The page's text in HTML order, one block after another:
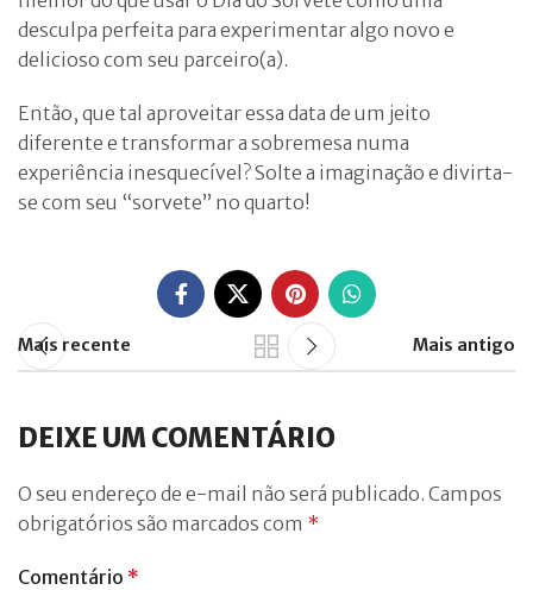
desculpa perfeita para experimentar algo novo e
delicioso com seu parceiro(a).
Então, que tal aproveitar essa data de um jeito
diferente e transformar a sobremesa numa
experiência inesquecível? Solte a imaginação e divirta-
se com seu “sorvete” no quarto!
Mais recente Mais antigo
DEIXE UM COMENTÁRIO
O seu endereço de e-mail não será publicado. Campos
obrigatórios são marcados com *
Comentário *